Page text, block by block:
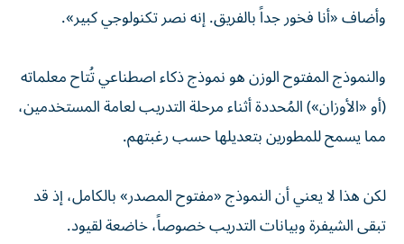
وأضاف «أنا فخور جداً بالفريق. إنه نصر تكنولوجي كبير».
والنموذج المفتوح الوزن هو نموذج ذكاء اصطناعي تُتاح معلماته
(أو «الأوزان») المُحددة أثناء مرحلة التدريب لعامة المستخدمين،
مما يسمح للمطورين بتعديلها حسب رغبتهم.
لكن هذا لا يعني أن النموذج «مفتوح المصدر» بالكامل، إذ قد
تبقى الشيفرة وبيانات التدريب خصوصاً، خاضعة لقيود.